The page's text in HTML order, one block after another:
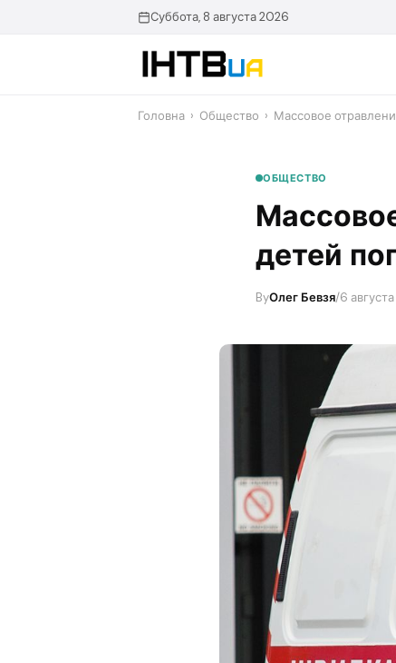
Суббота, 8 августа 2026
Головна › Общество › Массовое
ОБЩЕСТВО
детей
ByОлег Бевзя/6